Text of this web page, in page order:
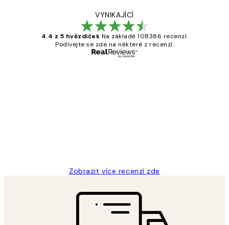
VYNIKAJÍCÍ
4.4 z 5 hvězdiček Na základě 108386 recenzí.
Podívejte se zde na některé z recenzí.
Zobrazit více recenzí zde